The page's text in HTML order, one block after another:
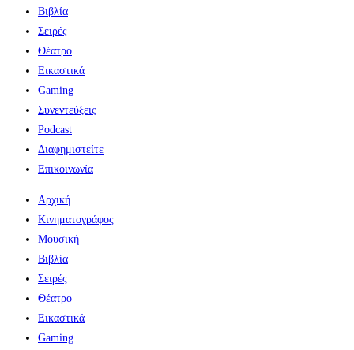
Βιβλία
Σειρές
Θέατρο
Εικαστικά
Gaming
Συνεντεύξεις
Podcast
Διαφημιστείτε
Επικοινωνία
Αρχική
Κινηματογράφος
Μουσική
Βιβλία
Σειρές
Θέατρο
Εικαστικά
Gaming